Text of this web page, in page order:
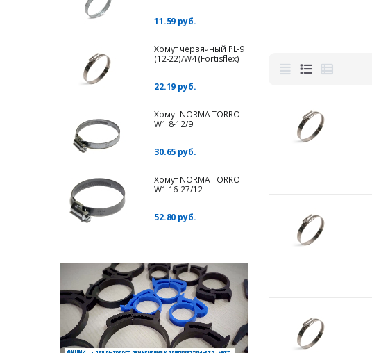
11.59 руб.
Хомут червячный PL-9
(12-22)/W4 (Fortisflex)
22.19 руб.
Хомут NORMA TORRO
W1 8-12/9
30.65 руб.
Хомут NORMA TORRO
W1 16-27/12
52.80 руб.